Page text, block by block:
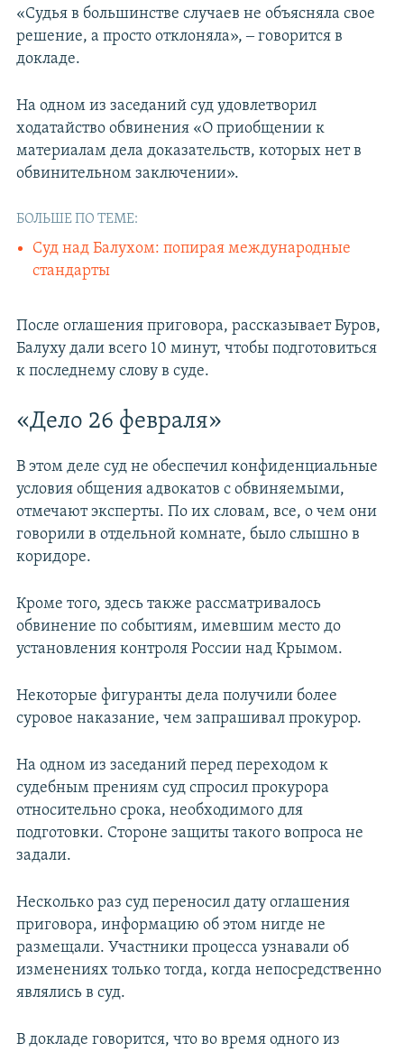
«Судья в большинстве случаев не объясняла свое
решение, а просто отклоняла», ‒ говорится в
докладе.
На одном из заседаний суд удовлетворил
ходатайство обвинения «О приобщении к
материалам дела доказательств, которых нет в
обвинительном заключении».
БОЛЬШЕ ПО ТЕМЕ:
Суд над Балухом: попирая международные
стандарты
После оглашения приговора, рассказывает Буров,
Балуху дали всего 10 минут, чтобы подготовиться
к последнему слову в суде.
«Дело 26 февраля»
В этом деле суд не обеспечил конфиденциальные
условия общения адвокатов с обвиняемыми,
отмечают эксперты. По их словам, все, о чем они
говорили в отдельной комнате, было слышно в
коридоре.
Кроме того, здесь также рассматривалось
обвинение по событиям, имевшим место до
установления контроля России над Крымом.
Некоторые фигуранты дела получили более
суровое наказание, чем запрашивал прокурор.
На одном из заседаний перед переходом к
судебным прениям суд спросил прокурора
относительно срока, необходимого для
подготовки. Стороне защиты такого вопроса не
задали.
Несколько раз суд переносил дату оглашения
приговора, информацию об этом нигде не
размещали. Участники процесса узнавали об
изменениях только тогда, когда непосредственно
являлись в суд.
В докладе говорится, что во время одного из